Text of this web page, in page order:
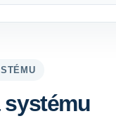
systému